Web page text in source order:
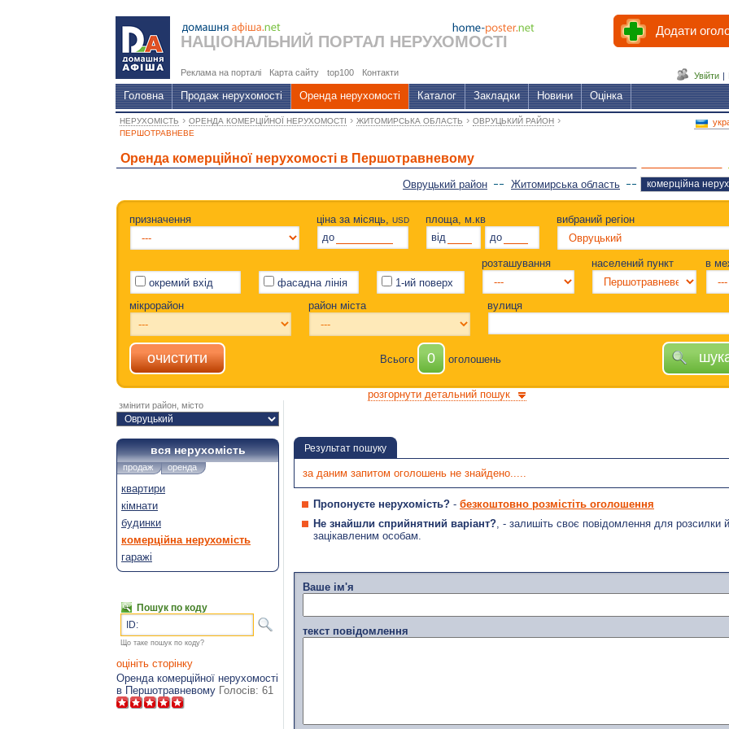
НАЦІОНАЛЬНИЙ ПОРТАЛ НЕРУХОМОСТІ
Додати
Реклама на порталі Карта сайту top100 Контакти Увійти |
Головна Продаж нерухомості Оренда нерухомості Каталог Закладки Новини Оцінка
НЕРУХОМІСТЬ › ОРЕНДА КОМЕРЦІЙНОЇ НЕРУХОМОСТІ › ЖИТОМИРСЬКА ОБЛАСТЬ › ОВРУЦЬКИЙ РАЙОН ›
ПЕРШОТРАВНЕВЕ
Оренда комерційної нерухомості в Першотравневому
комерційна
Житомирська область
Овруцький район
призначення ціна за місяць, USD
до
площа, м.кв
від
до
вибраний регіон
окремий вхід фасадна лінія 1-ий поверх
розташування населений пункт в
мікрорайон район міста вулиця
Всього 0 оголошень
розгорнути детальний пошук
змінити район, місто
вся нерухомість
продаж оренда
квартири
кімнати
будинки
комерційна нерухомість
гаражі
Пошук по коду
ID:
Що таке пошук по коду?
оцініть сторінку
Оренда комерційної нерухомості
в Першотравневому Голосів: 61
Результат пошуку
за даним запитом оголошень не знайдено.....
Пропонуєте нерухомість? - безкоштовно розмістіть оголошення
Не знайшли сприйнятний варіант?, - залишіть своє повідомлення для розсилки
зацікавленим особам.
Ваше ім'я
текст повідомлення